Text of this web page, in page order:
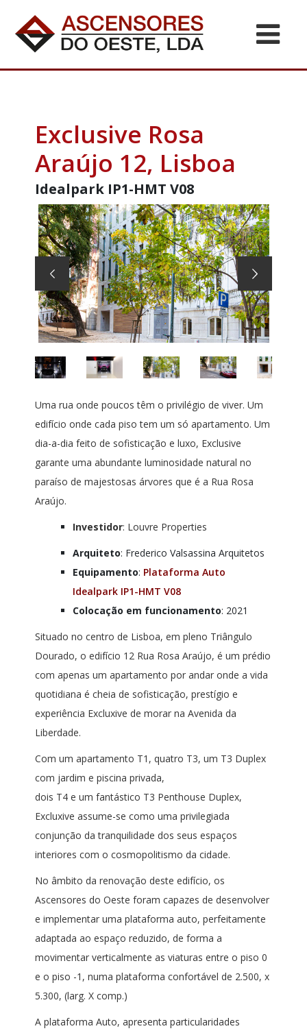
Exclusive Rosa
Araújo 12, Lisboa
Idealpark IP1-HMT V08
Uma rua onde poucos têm o privilégio de viver. Um
edifício onde cada piso tem um só apartamento. Um
dia-a-dia feito de sofisticação e luxo, Exclusive
garante uma abundante luminosidade natural no
paraíso de majestosas árvores que é a Rua Rosa
Araújo.
Investidor: Louvre Properties
Arquiteto: Frederico Valsassina Arquitetos
Equipamento: Plataforma Auto
Idealpark IP1-HMT V08
Colocação em funcionamento: 2021
Situado no centro de Lisboa, em pleno Triângulo
Dourado, o edifício 12 Rua Rosa Araújo, é um prédio
com apenas um apartamento por andar onde a vida
quotidiana é cheia de sofisticação, prestígio e
experiência Excluxive de morar na Avenida da
Liberdade.
Com um apartamento T1, quatro T3, um T3 Duplex
com jardim e piscina privada,
dois T4 e um fantástico T3 Penthouse Duplex,
Excluxive assume-se como uma privilegiada
conjunção da tranquilidade dos seus espaços
interiores com o cosmopolitismo da cidade.
No âmbito da renovação deste edifício, os
Ascensores do Oeste foram capazes de desenvolver
e implementar uma plataforma auto, perfeitamente
adaptada ao espaço reduzido, de forma a
movimentar verticalmente as viaturas entre o piso 0
e o piso -1, numa plataforma confortável de 2.500, x
5.300, (larg. X comp.)
A plataforma Auto, apresenta particularidades